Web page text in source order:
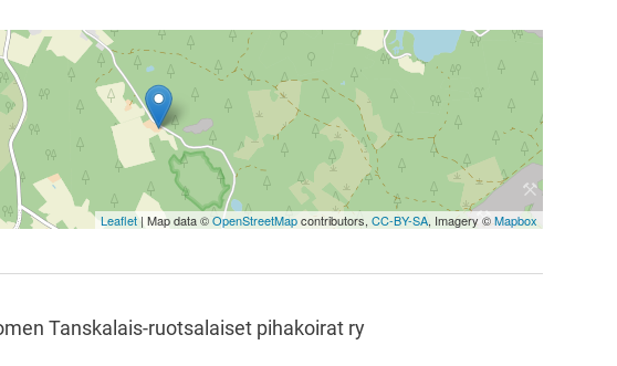
Leaflet| Map data ©OpenStreetMapcontributors, CC-BY-SA, Imagery ©Mapbox
Tanskalais-ruotsalaiset pihakoirat ry